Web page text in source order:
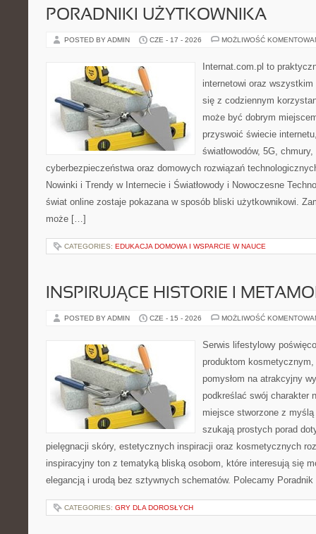
PORADNIKI UŻYTKOWNIKA
POSTED BY ADMIN CZE - 17 - 2026 MOŻLIWOŚĆ
Internat.com.pl to
internetowi oraz
się z codziennym
może być dobrym
przyswoić świecie
światłowodów, 5G,
cyberbezpieczeństwa oraz domowych rozwiązań
Nowinki i Trendy w Internecie i Światłowody i Nowoczesne
świat online zostaje pokazana w sposób bliski użytkownikowi.
może […]
CATEGORIES: EDUKACJA DOMOWA I WSPARCIE W NAUCE
INSPIRUJĄCE HISTORIE I
POSTED BY ADMIN CZE - 15 - 2026 MOŻLIWOŚĆ
Serwis lifestylowy
produktom
pomysłom na atrakcyjny
podkreślać swój charakter
miejsce stworzone z
szukają prostych porad
pielęgnacji skóry, estetycznych inspiracji oraz kosmetycznych
inspiracyjny ton z tematyką bliską osobom, które interesują się
elegancją i urodą bez sztywnych schematów. Polecamy
CATEGORIES: GRY DLA DOROSŁYCH